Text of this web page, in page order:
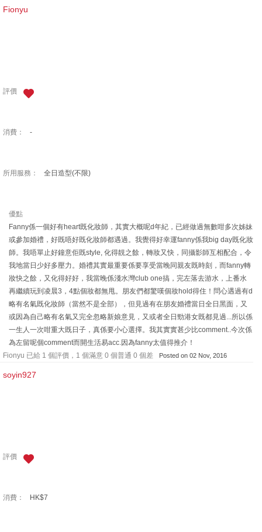
Fionyu
評價
消費： -
所用服務： 全日造型(不限)
優點
Fanny係一個好有heart既化妝師，其實大概呢d年紀，已經做過無數咁多次姊妹
或參加婚禮，好既唔好既化妝師都遇過。我覺得好幸運fanny係我big day既化妝
師。我唔單止好鐘意佢既style, 化得靚之餘，轉妝又快，同攝影師互相配合，令
我地當日少好多壓力。婚禮其實最重要係要享受當晚同親友既時刻，而fanny轉
妝快之餘，又化得好好，我當晚係淺水灣club one搞，完左落去游水，上番水
再繼續玩到凌晨3，4點個妝都無甩。朋友們都驚嘆個妝hold得住！問心遇過有d
略有名氣既化妝師（當然不是全部），但見過有在朋友婚禮當日全日黑面，又
或因為自己略有名氣又完全忽略新娘意見，又或者全日勁港女既都見過...所以係
一生人一次咁重大既日子，真係要小心選擇。我其實實甚少比comment..今次係
為左留呢個comment而開生活易acc.因為fanny太值得推介！
Fionyu 已給 1 個評價，1 個滿意 0 個普通 0 個差
Posted on 02 Nov, 2016
soyin927
評價
消費： HK$7